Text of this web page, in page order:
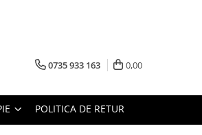
0735 933 163 0,00
POLITICA DE RETUR